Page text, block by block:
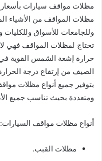
مظلات مواقف سيارات
مظلات المواقف من الأشياء
وللجامعات للأسواق
تحتاج لمظلات المواقف فهي
حرارة إشعة الشمس القوية
الصيف من إرتفاع درجة
بتوفير جميع أنواع مظلات
ومتعددة بحيث تناسب جميع
أنواع مظلات مواقف السيارات:
مظلات القبب.